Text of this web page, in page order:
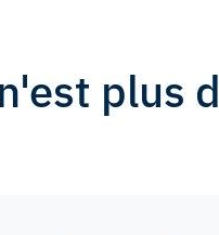
plus